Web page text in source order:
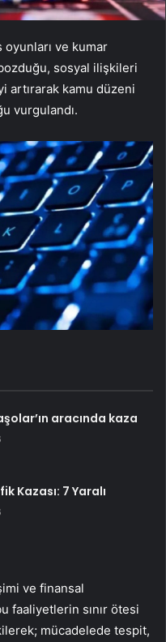
oyunları ve kumar
sosyal ilişkileri
artırarak kamu düzeni
vurgulandı.
aracında kaza
Kazası: 7 Yaralı
ve finansal
faaliyetlerin sınır ötesi
mücadelede tespit,